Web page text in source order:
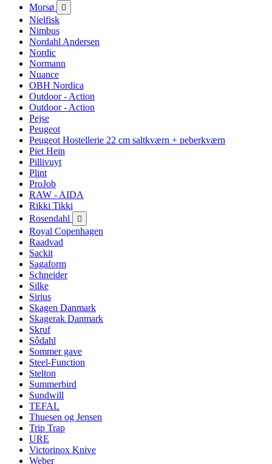
Morsø

Nielfisk
Nimbus
Nordahl Andersen
Nordic
Normann
Nuance
OBH Nordica
Outdoor - Action
Outdoor - Action
Pejse
Peugeot
Peugeot Hostellerie 22 cm saltkværn + peberkværn
Piet Hein
Pillivuyt
Plint
ProJob
RAW - AIDA
Rikki Tikki
Rosendahl

Royal Copenhagen
Raadvad
Sackit
Sagaform
Schneider
Silke
Sirius
Skagen Danmark
Skagerak Danmark
Skruf
Sôdahl
Sommer gave
Steel-Function
Stelton
Summerbird
Sundwill
TEFAL
Thuesen og Jensen
Trip Trap
URE
Victorinox Knive
Weber